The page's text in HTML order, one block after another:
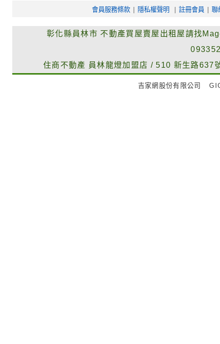
會員服務條款 隱私權聲明 註冊會員 聯
彰化縣員林市 不動產買屋賣屋出租屋請找
住商不動產 員林龍燈加盟店 /510 新生路637
吉家網股份有限公司